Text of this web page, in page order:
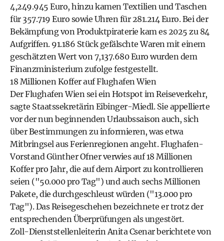
4,249.945 Euro, hinzu kamen Textilien und Taschen
für 357.719 Euro sowie Uhren für 281.214 Euro. Bei der
Bekämpfung von Produktpiraterie kam es 2025 zu 84
Aufgriffen. 91.186 Stück gefälschte Waren mit einem
geschätzten Wert von 7,137.680 Euro wurden dem
Finanzministerium zufolge festgestellt.
18 Millionen Koffer auf Flughafen Wien
Der Flughafen Wien sei ein Hotspot im Reiseverkehr,
sagte Staatssekretärin Eibinger-Miedl. Sie appellierte
vor der nun beginnenden Urlaubssaison auch, sich
über Bestimmungen zu informieren, was etwa
Mitbringsel aus Ferienregionen angeht. Flughafen-
Vorstand Günther Ofner verwies auf 18 Millionen
Koffer pro Jahr, die auf dem Airport zu kontrollieren
seien ("50.000 pro Tag") und auch sechs Millionen
Pakete, die durchgeschleust würden ("13.000 pro
Tag"). Das Reisegeschehen bezeichnete er trotz der
entsprechenden Überprüfungen als ungestört.
Zoll-Dienststellenleiterin Anita Csenar berichtete von